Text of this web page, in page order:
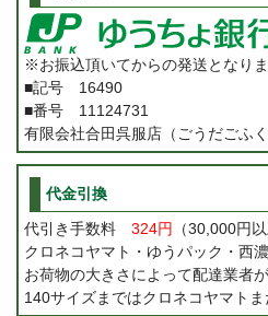
※お振込頂いてからの発送となりま
■記号 16490
■番号 11124731
有限会社合田呉服店（ごうだごふく
代金引換
代引き手数料 324円
（30,000円
クロネコヤマト・ゆうパック・西
お荷物の大きさによって配達業者が
140サイズまではクロネコヤマトま